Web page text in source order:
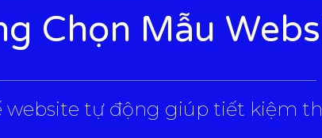
Chọn Mẫu
website tự động giúp tiết kiệm